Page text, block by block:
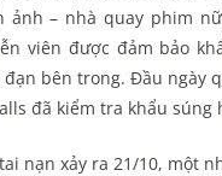
– nhà quay phim
viên được đảm bảo
đạn bên trong. Đầu
đã kiểm tra khẩu
nạn xảy ra 21/10, một